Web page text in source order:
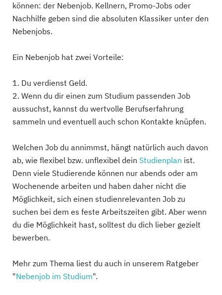
können: der Nebenjob. Kellnern, Promo-Jobs oder
Nachhilfe geben sind die absoluten Klassiker unter den
Nebenjobs.
Ein Nebenjob hat zwei Vorteile:
1. Du verdienst Geld.
2. Wenn du dir einen zum Studium passenden Job
aussuchst, kannst du wertvolle Berufserfahrung
sammeln und eventuell auch schon Kontakte knüpfen.
Welchen Job du annimmst, hängt natürlich auch davon
ab, wie flexibel bzw. unflexibel dein Studienplan ist.
Denn viele Studierende können nur abends oder am
Wochenende arbeiten und haben daher nicht die
Möglichkeit, sich einen studienrelevanten Job zu
suchen bei dem es feste Arbeitszeiten gibt. Aber wenn
du die Möglichkeit hast, solltest du dich lieber gezielt
bewerben.
Mehr zum Thema liest du auch in unserem Ratgeber
"Nebenjob im Studium".